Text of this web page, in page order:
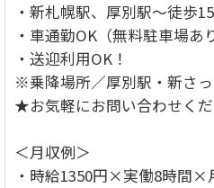
・新札幌駅、厚別駅～徒歩
・車通勤OK（無料駐車場あり
・送迎利用OK！
※乗降場所／厚別駅・新さ
★お気軽にお問い合わせくだ
＜月収例＞
・時給1350円×実働8時間×